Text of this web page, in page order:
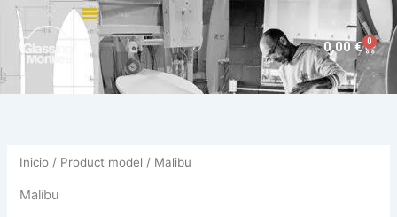
contenido
0,00€ 0
Inicio / Product model / Malibu
Malibu